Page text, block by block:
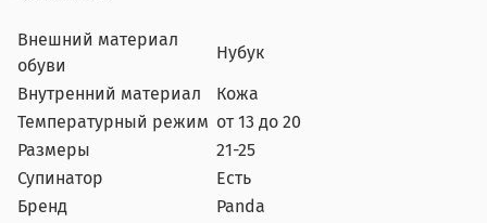
Внешний материал
обуви
Нубук
Внутренний материал
Кожа
Температурный режим от 13 до 20
Размеры
21-25
Супинатор
Есть
Бренд
Panda